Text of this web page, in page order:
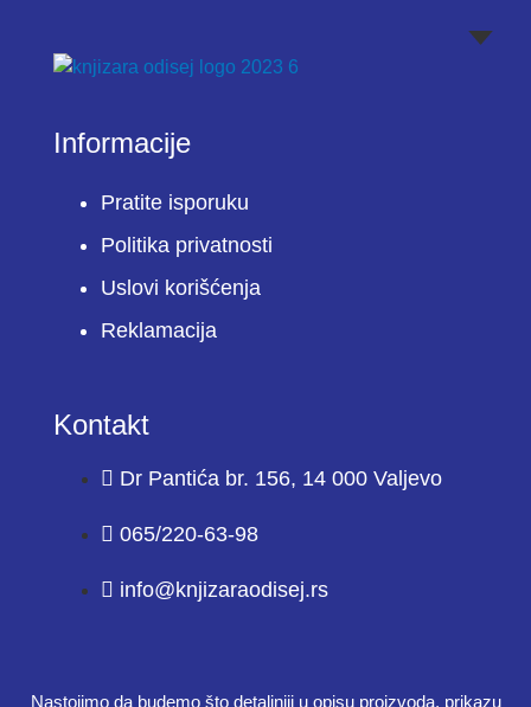
Informacije
Pratite isporuku
Politika privatnosti
Uslovi korišćenja
Reklamacija
Kontakt
Dr Pantića br. 156, 14 000 Valjevo
065/220-63-98
info@knjizaraodisej.rs
Nastojimo da budemo što detaljniji u opisu proizvoda, prikazu